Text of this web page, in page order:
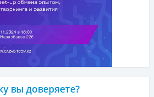
вы доверяете?